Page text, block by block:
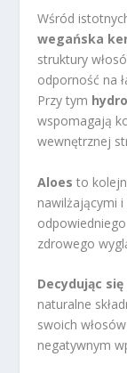
Wśród
wegańska
struktury
odporność na
Przy tym
wspomagają
wewnętrznej
Aloes to
nawilżającymi
zdrowego
Decydując
naturalne
swoich
negatywnym